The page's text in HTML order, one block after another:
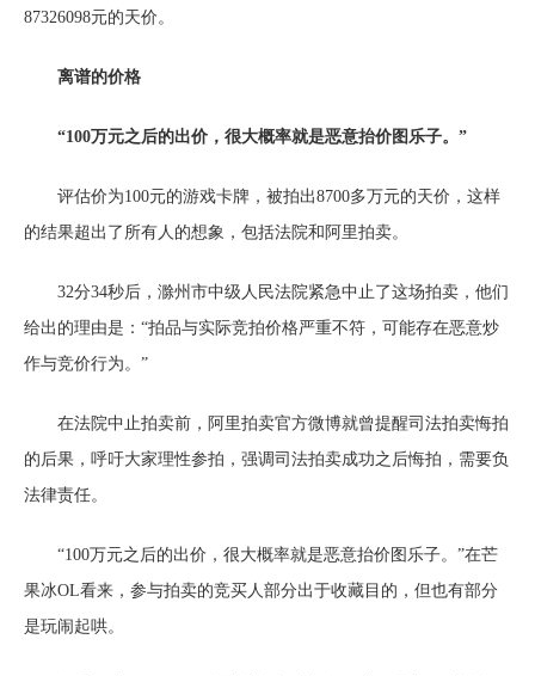
87326098元的天价。
离谱的价格
“100万元之后的出价，很大概率就是恶意抬价图乐子。”
评估价为100元的游戏卡牌，被拍出8700多万元的天价，这样
的结果超出了所有人的想象，包括法院和阿里拍卖。
32分34秒后，滁州市中级人民法院紧急中止了这场拍卖，他们
给出的理由是：“拍品与实际竞拍价格严重不符，可能存在恶意炒
作与竞价行为。”
在法院中止拍卖前，阿里拍卖官方微博就曾提醒司法拍卖悔拍
的后果，呼吁大家理性参拍，强调司法拍卖成功之后悔拍，需要负
法律责任。
“100万元之后的出价，很大概率就是恶意抬价图乐子。”在芒
果冰OL看来，参与拍卖的竞买人部分出于收藏目的，但也有部分
是玩闹起哄。